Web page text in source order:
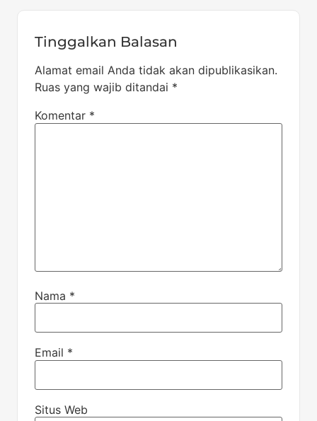
Tinggalkan Balasan
Alamat email Anda tidak akan dipublikasikan.
Ruas yang wajib ditandai *
Komentar *
Nama *
Email *
Situs Web